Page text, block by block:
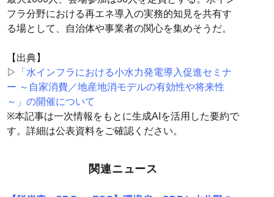
フラ分野における再エネ導入の実務的知見を共有す
る場として、自治体や事業者の関心を集めそうだ。
【出典】
▷
「水インフラにおける小水力発電導入促進セミナ
ー ～自家消費／地産地消モデルの有効性や将来性
～」の開催について
※本記事は一次情報をもとに生成AIを活用した要約で
す。詳細は公表資料をご確認ください。
関連ニュース